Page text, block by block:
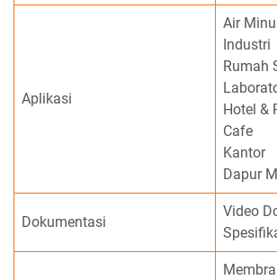
Aplikasi
Air
Industri
Rumah
Hotel &
Cafe
Kantor
Dapur
Dokumentasi
Video